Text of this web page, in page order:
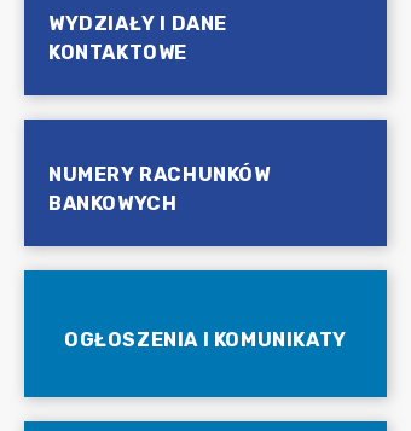
WYDZIAŁY I DANE
KONTAKTOWE
NUMERY RACHUNKÓW
BANKOWYCH
OGŁOSZENIA I KOMUNIKATY